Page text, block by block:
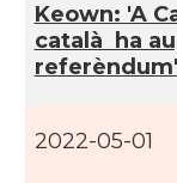
CAMON
Keown: 'A
català ha
referèndum'
2022-05-01